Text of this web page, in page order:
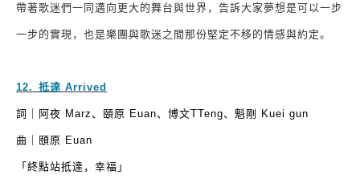
帶著歌迷們一同邁向更大的舞台與世界，告訴大家夢想是可以一步
一步的實現，也是樂團與歌迷之間那份堅定不移的情感與約定。
12. 抵達 Arrived
詞｜阿夜 Marz、頤原 Euan、博文TTeng、魁剛 Kuei gun
曲｜頤原 Euan
「終點站抵達，幸福」